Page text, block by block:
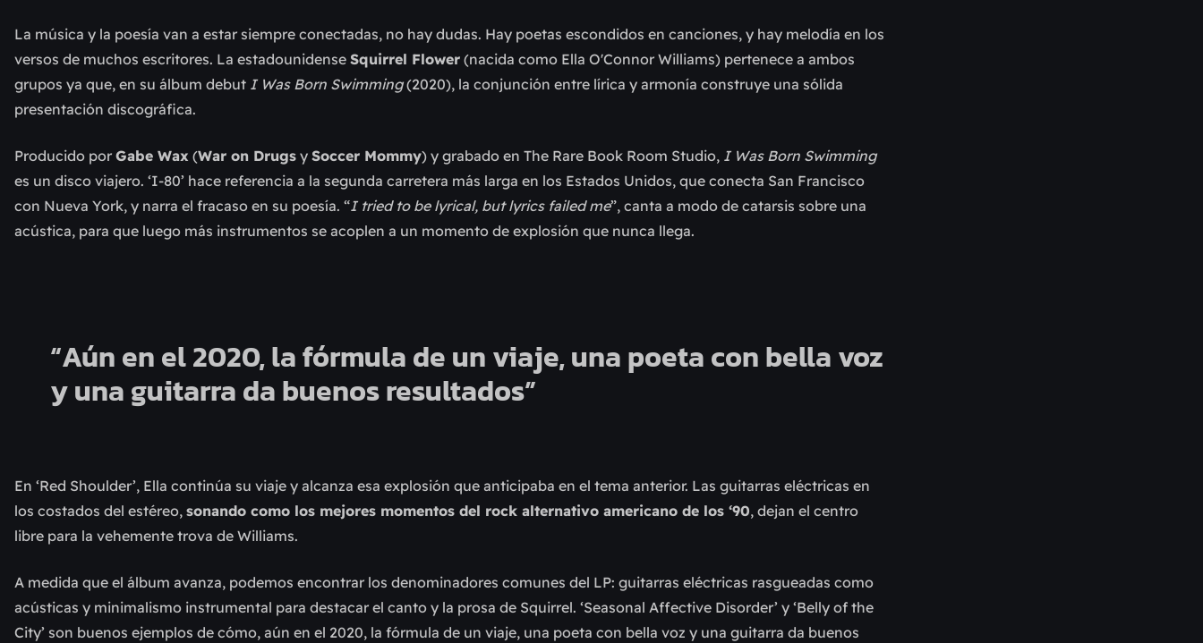
La música y la poesía van a estar siempre conectadas, no hay dudas. Hay poetas escondidos en canciones, y hay melodía en los
versos de muchos escritores. La estadounidense Squirrel Flower (nacida como Ella O'Connor Williams) pertenece a ambos
grupos ya que, en su álbum debut I Was Born Swimming(2020), la conjunción entre lírica y armonía construye una sólida
presentación discográfica.
Producido por Gabe Wax (War on Drugs y Soccer Mommy) y grabado en The Rare Book Room Studio, I Was Born Swimming
es un disco viajero. ‘I-80’ hace referencia a la segunda carretera más larga en los Estados Unidos, que conecta San Francisco
con Nueva York, y narra el fracaso en su poesía. “I tried to be lyrical, but lyrics failed me”, canta a modo de catarsis sobre una
acústica, para que luego más instrumentos se acoplen a un momento de explosión que nunca llega.
“Aún en el 2020, la fórmula de un viaje, una poeta con bella voz
y una guitarra da buenos resultados”
En ‘Red Shoulder’, Ella continúa su viaje y alcanza esa explosión que anticipaba en el tema anterior. Las guitarras eléctricas en
los costados del estéreo, sonando como los mejores momentos del rock alternativo americano de los ‘90, dejan el centro
libre para la vehemente trova de Williams.
A medida que el álbum avanza, podemos encontrar los denominadores comunes del LP: guitarras eléctricas rasgueadas como
acústicas y minimalismo instrumental para destacar el canto y la prosa de Squirrel. ‘Seasonal Affective Disorder’ y ‘Belly of the
City’ son buenos ejemplos de cómo, aún en el 2020, la fórmula de un viaje, una poeta con bella voz y una guitarra da buenos